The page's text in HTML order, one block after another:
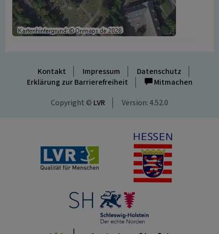
Kontakt Impressum
Datenschutz
Erklärung zur Barrierefreiheit
Mitmachen
Copyright © LVR Version: 4.52.0